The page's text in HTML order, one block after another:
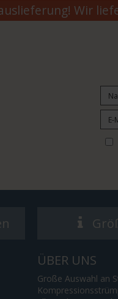
Wir
ÜBER UNS
Große Auswahl an